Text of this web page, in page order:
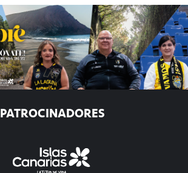
PATROCINADORES